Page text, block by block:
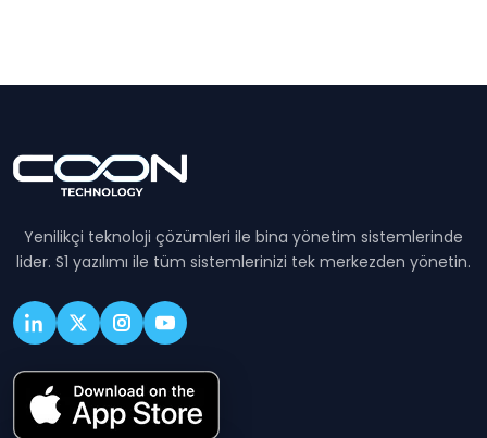
Yenilikçi teknoloji çözümleri ile bina yönetim sistemlerinde
lider. S1 yazılımı ile tüm sistemlerinizi tek merkezden yönetin.